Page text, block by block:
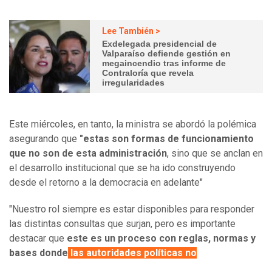
Lee También >
Exdelegada presidencial de
Valparaíso defiende gestión en
megaincendio tras informe de
Contraloría que revela
irregularidades
Este miércoles, en tanto, la ministra se abordó la polémica
asegurando que "estas son formas de funcionamiento
que no son de esta administración, sino que se anclan en
el desarrollo institucional que se ha ido construyendo
desde el retorno a la democracia en adelante"
"Nuestro rol siempre es estar disponibles para responder
las distintas consultas que surjan, pero es importante
destacar que este es un proceso con reglas, normas y
bases donde las autoridades políticas no